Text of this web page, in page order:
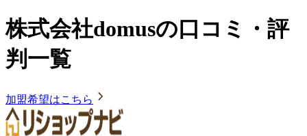
株式会社domusの口コミ・評
判一覧
加盟希望はこちら